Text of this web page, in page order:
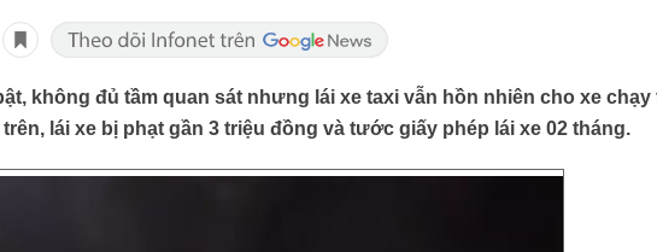
không đủ tầm quan sát nhưng lái xe taxi vẫn hồn nhiên cho xe chạy
lái xe bị phạt gần 3 triệu đồng và tước giấy phép lái xe 02 tháng.